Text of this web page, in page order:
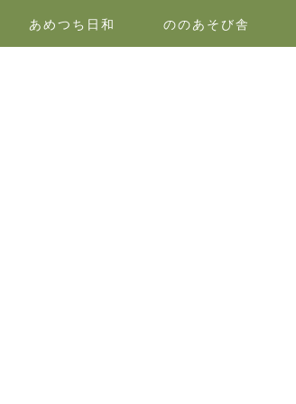
あめつち日和 ののあそび舎